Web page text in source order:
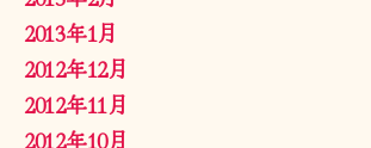
2013年1月
2012年12月
2012年11月
2012年10月